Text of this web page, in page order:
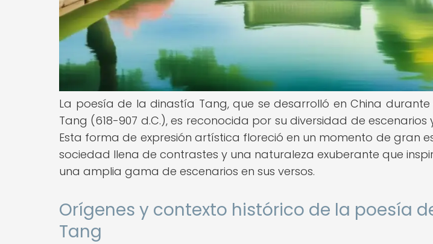
La poesía de la dinastía Tang, que se desarrolló en China
Tang (618-907 d.C.), es reconocida por su diversidad de escenarios
Esta forma de expresión artística floreció en un momento de gran
sociedad llena de contrastes y una naturaleza exuberante que
una amplia gama de escenarios en sus versos.
Orígenes y contexto histórico de la poesía
Tang